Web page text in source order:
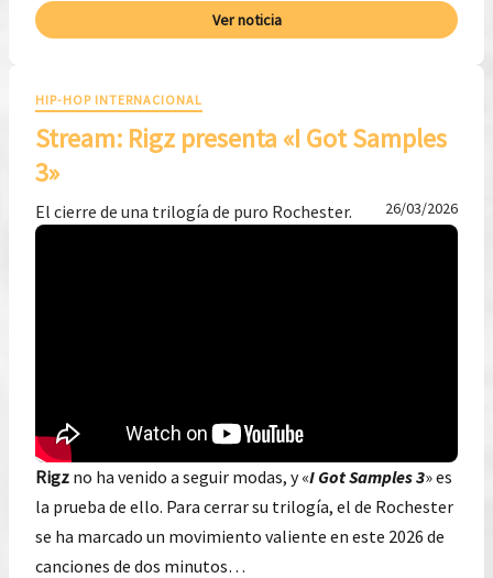
Ver noticia
HIP-HOP INTERNACIONAL
Stream: Rigz presenta «I Got Samples
3»
El cierre de una trilogía de puro Rochester. 26/03/2026
Rigz no ha venido a seguir modas, y «I Got Samples 3» es
la prueba de ello. Para cerrar su trilogía, el de Rochester
se ha marcado un movimiento valiente en este 2026 de
canciones de dos minutos…